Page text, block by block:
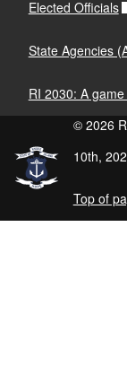
Elected Officials
State Agencies
RI 2030: A
© 2026
10th,
Top of